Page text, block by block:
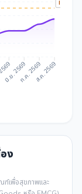
มิ.ย. 2569ก.ค. 2569ส.ค. 2569
IAA
ง
เพื่อสุขภาพและ